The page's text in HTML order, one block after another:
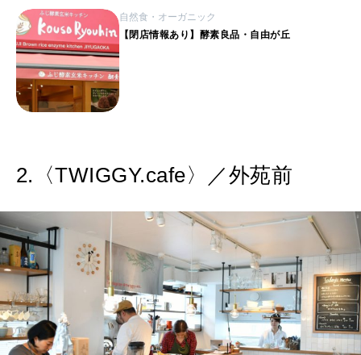
自然食・オーガニック
【閉店情報あり】酵素良品・自由が丘
2.〈TWIGGY.cafe〉／外苑前